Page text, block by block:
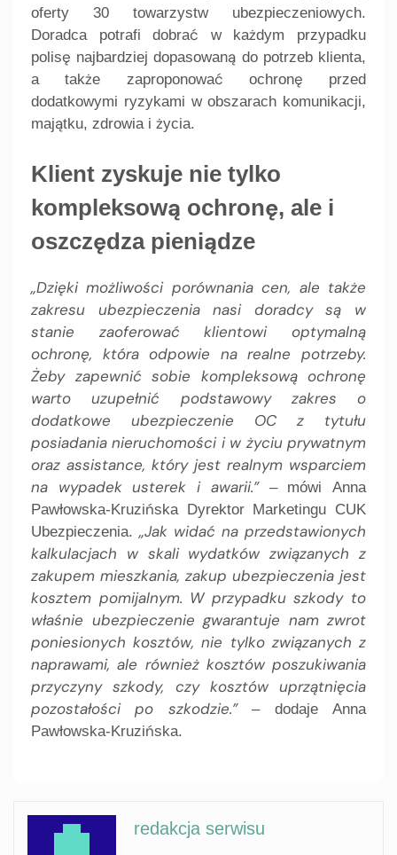
oferty 30 towarzystw ubezpieczeniowych.
Doradca potrafi dobrać w każdym przypadku
polisę najbardziej dopasowaną do potrzeb klienta,
a także zaproponować ochronę przed
dodatkowymi ryzykami w obszarach komunikacji,
majątku, zdrowia i życia.
Klient zyskuje nie tylko
kompleksową ochronę, ale i
oszczędza pieniądze
„Dzięki możliwości porównania cen, ale także
zakresu ubezpieczenia nasi doradcy są w
stanie zaoferować klientowi optymalną
ochronę, która odpowie na realne potrzeby.
Żeby zapewnić sobie kompleksową ochronę
warto uzupełnić podstawowy zakres o
dodatkowe ubezpieczenie OC z tytułu
posiadania nieruchomości i w życiu prywatnym
oraz assistance, który jest realnym wsparciem
na wypadek usterek i awarii.” – mówi Anna
Pawłowska-Kruzińska Dyrektor Marketingu CUK
Ubezpieczenia. „Jak widać na przedstawionych
kalkulacjach w skali wydatków związanych z
zakupem mieszkania, zakup ubezpieczenia jest
kosztem pomijalnym. W przypadku szkody to
właśnie ubezpieczenie gwarantuje nam zwrot
poniesionych kosztów, nie tylko związanych z
naprawami, ale również kosztów poszukiwania
przyczyny szkody, czy kosztów uprzątnięcia
pozostałości po szkodzie.”– dodaje Anna
Pawłowska-Kruzińska.
redakcja serwisu